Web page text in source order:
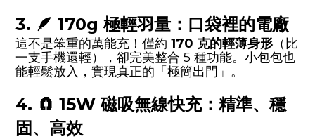
3. 🪶 170g 極輕羽量：口袋裡的電廠
這不是笨重的萬能充！僅約 170 克的輕薄身形 （比
一支手機還輕），卻完美整合 5 種功能。小包包也
能輕鬆放入，實現真正的「極簡出門」。
4. 🧲 15W 磁吸無線快充：精準、穩
固、高效